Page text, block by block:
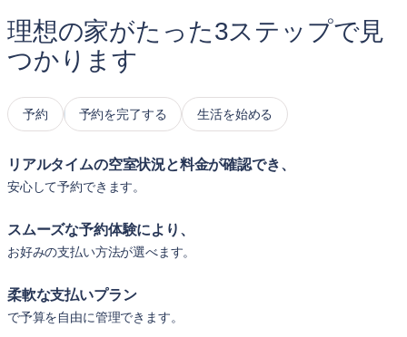
理想の家がたった3ステップで見
つかります
予約 予約を完了する 生活を始める
リアルタイムの空室状況と料金が確認でき、
安心して予約できます。
スムーズな予約体験により、
お好みの支払い方法が選べます。
柔軟な支払いプラン
で予算を自由に管理できます。